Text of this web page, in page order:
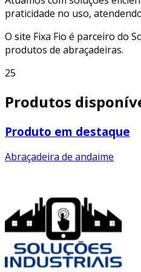
praticidade no uso,
O site Fixa Fio é parceiro do
produtos de abraçadeiras.
25
Produtos
Produto em destaque
Abraçadeira de andaime